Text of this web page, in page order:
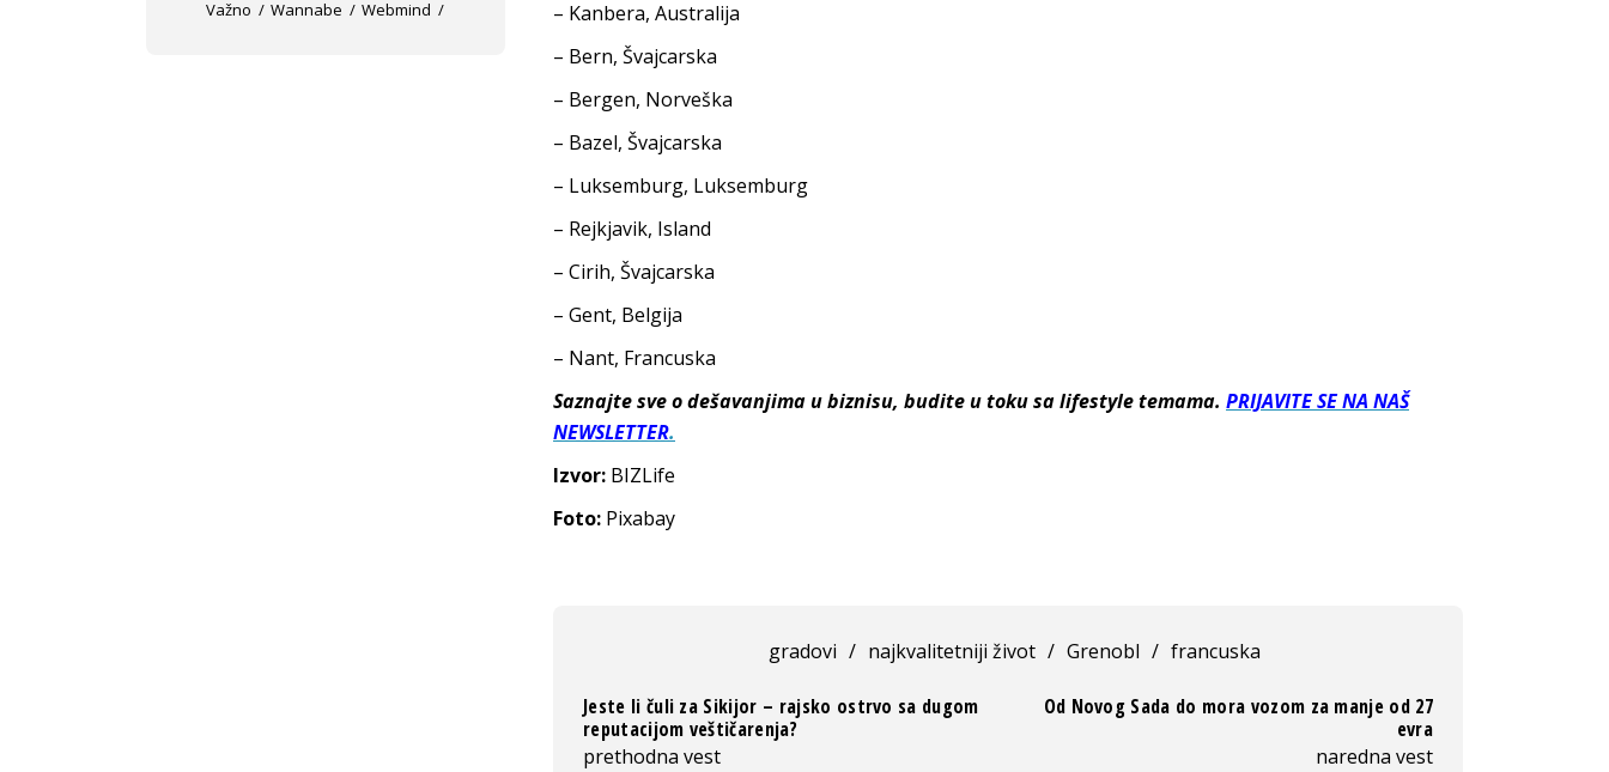
– Kanbera, Australija
– Bern, Švajcarska
– Bergen, Norveška
– Bazel, Švajcarska
– Luksemburg, Luksemburg
– Rejkjavik, Island
– Cirih, Švajcarska
– Gent, Belgija
– Nant, Francuska
Saznajte sve o dešavanjima u biznisu, budite u toku sa lifestyle temama. PRIJAVITE SE NA NAŠ
NEWSLETTER.
Izvor: BIZLife
Foto: Pixabay
gradovi / najkvalitetniji život / Grenobl / francuska
Jeste li čuli za Sikijor – rajsko ostrvo sa dugom
reputacijom veštičarenja?
prethodna vest
Od Novog Sada do mora vozom za manje od 27
evra
naredna vest
Važno
Wannabe Webmind